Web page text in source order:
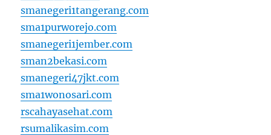
smanegeri1tangerang.com
sma1purworejo.com
smanegeri1jember.com
sman2bekasi.com
smanegeri47jkt.com
sma1wonosari.com
rscahayasehat.com
rsumalikasim.com